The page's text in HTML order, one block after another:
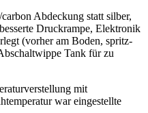
Abdeckung statt silber,
Druckrampe, Elektronik
(vorher am Boden, spritz-
Tank für zu
mit
war eingestellte